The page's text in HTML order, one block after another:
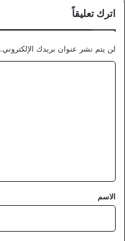
اترك تعليقاً
لن يتم نشر عنوان بريدك الإلكتروني.
*
الاسم